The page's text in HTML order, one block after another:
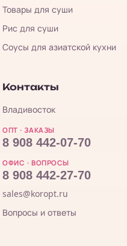
Товары для суши
Рис для суши
Соусы для азиатской кухни
Контакты
Владивосток
ОПТ · ЗАКАЗЫ
8 908 442-07-70
ОФИС · ВОПРОСЫ
8 908 442-27-70
sales@koropt.ru
Вопросы и ответы